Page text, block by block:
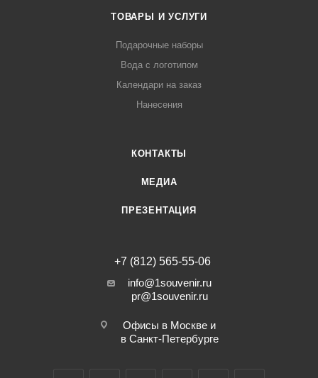
ТОВАРЫ И УСЛУГИ
Подарочные наборы
Вода с логотипом
Календари на заказ
Нанесения
КОНТАКТЫ
МЕДИА
ПРЕЗЕНТАЦИЯ
+7 (812) 565-55-06
info@1souvenir.ru
pr@1souvenir.ru
Офисы в Москве и
в Санкт-Петербурге